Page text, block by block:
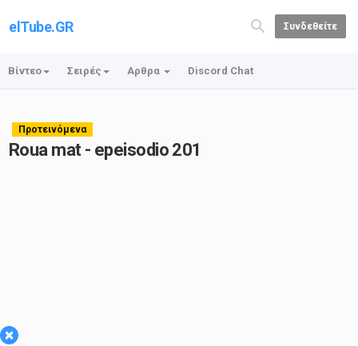
elTube.GR Συνδεθείτε
Βίντεο Σειρές Αρθρα Discord Chat
Προτεινόμενα
Roua mat - epeisodio 201
×